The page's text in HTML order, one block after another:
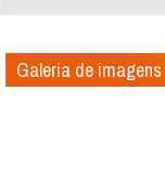
Pedagogas e
divulgam carta aberta
Galeria de imagens